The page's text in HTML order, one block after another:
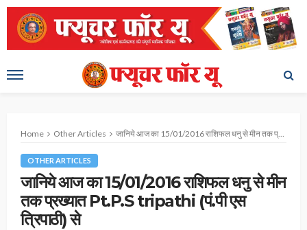
Home Other Articles जानिये आज का 15/01/2016 राशिफल धनु से मीन तक प्रख्यात Pt.P.S tripathi (पं.पी एस त्रिपाठी) से
OTHER ARTICLES
जानिये आज का 15/01/2016 राशिफल धनु से मीन
तक प्रख्यात Pt.P.S tripathi (पं.पी एस
त्रिपाठी) से